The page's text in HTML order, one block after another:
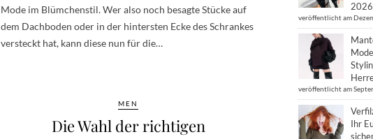
Mode im Blümchenstil. Wer also noch besagte Stücke auf
dem Dachboden oder in der hintersten Ecke des Schrankes
versteckt hat, kann diese nun für die…
MEN
Die Wahl der richtigen
2026
veröffentlicht am
veröffentlicht am
Ihr